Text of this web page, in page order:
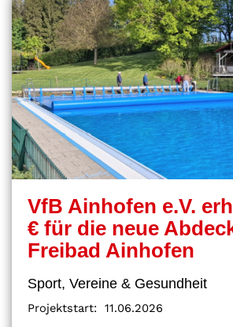
VfB Ainhofen e.V.
€ für die neue
Freibad Ainhofen
Sport, Vereine & Gesundheit
Projektstart:
11.06.2026